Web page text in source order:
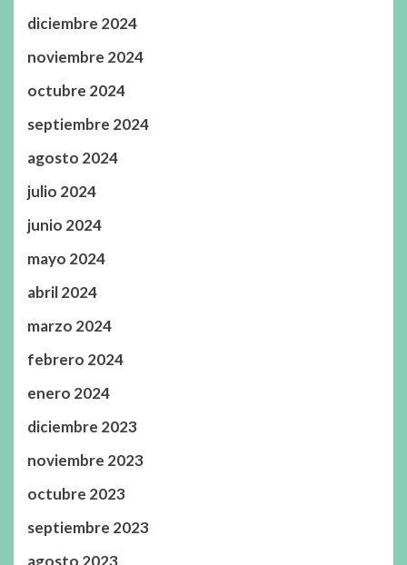
diciembre 2024
noviembre 2024
octubre 2024
septiembre 2024
agosto 2024
julio 2024
junio 2024
mayo 2024
abril 2024
marzo 2024
febrero 2024
enero 2024
diciembre 2023
noviembre 2023
octubre 2023
septiembre 2023
agosto 2023